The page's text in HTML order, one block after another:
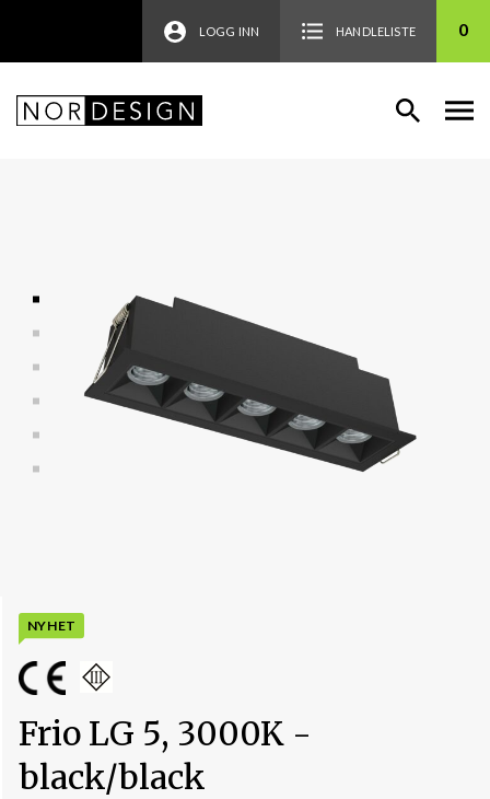
LOGG INN HANDLELISTE 0
NYHET
Frio LG 5, 3000K -
black/black